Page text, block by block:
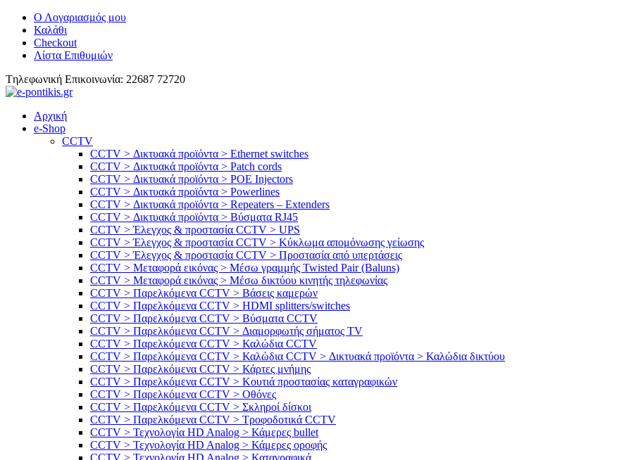
Ο Λογαριασμός μου
Καλάθι
Checkout
Λίστα Επιθυμιών
Tηλεφωνική Επικοινωνία: 22687 72720
Αρχική
e-Shop
CCTV
CCTV > Δικτυακά προϊόντα > Ethernet switches
CCTV > Δικτυακά προϊόντα > Patch cords
CCTV > Δικτυακά προϊόντα > POE Injectors
CCTV > Δικτυακά προϊόντα > Powerlines
CCTV > Δικτυακά προϊόντα > Repeaters – Extenders
CCTV > Δικτυακά προϊόντα > Βύσματα RJ45
CCTV > Έλεγχος & προστασία CCTV > UPS
CCTV > Έλεγχος & προστασία CCTV > Κύκλωμα απομόνωσης γείωσης
CCTV > Έλεγχος & προστασία CCTV > Προστασία από υπερτάσεις
CCTV > Μεταφορά εικόνας > Μέσω γραμμής Twisted Pair (Baluns)
CCTV > Μεταφορά εικόνας > Μέσω δικτύου κινητής τηλεφωνίας
CCTV > Παρελκόμενα CCTV > Bάσεις καμερών
CCTV > Παρελκόμενα CCTV > HDMI splitters/switches
CCTV > Παρελκόμενα CCTV > Βύσματα CCTV
CCTV > Παρελκόμενα CCTV > Διαμορφωτής σήματος TV
CCTV > Παρελκόμενα CCTV > Καλώδια CCTV
CCTV > Παρελκόμενα CCTV > Καλώδια CCTV > Δικτυακά προϊόντα > Καλώδια δικτύου
CCTV > Παρελκόμενα CCTV > Κάρτες μνήμης
CCTV > Παρελκόμενα CCTV > Κουτιά προστασίας καταγραφικών
CCTV > Παρελκόμενα CCTV > Οθόνες
CCTV > Παρελκόμενα CCTV > Σκληροί δίσκοι
CCTV > Παρελκόμενα CCTV > Τροφοδοτικά CCTV
CCTV > Τεχνολογία HD Analog > Κάμερες bullet
CCTV > Τεχνολογία HD Analog > Κάμερες οροφής
CCTV > Τεχνολογία HD Analog > Καταγραφικά